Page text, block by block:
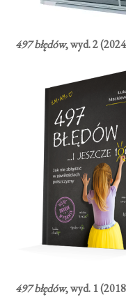
497 błędów, wyd. 2
497 błędów, wyd. 1